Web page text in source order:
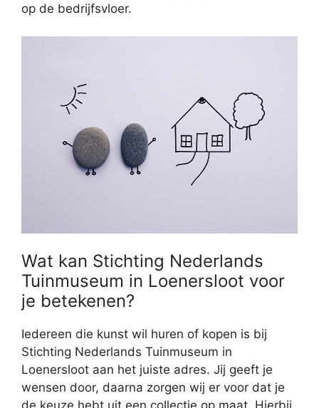
op de bedrijfsvloer.
Wat kan Stichting Nederlands
Tuinmuseum in Loenersloot voor
je betekenen?
Iedereen die kunst wil huren of kopen is bij
Stichting Nederlands Tuinmuseum in
Loenersloot aan het juiste adres. Jij geeft je
wensen door, daarna zorgen wij er voor dat je